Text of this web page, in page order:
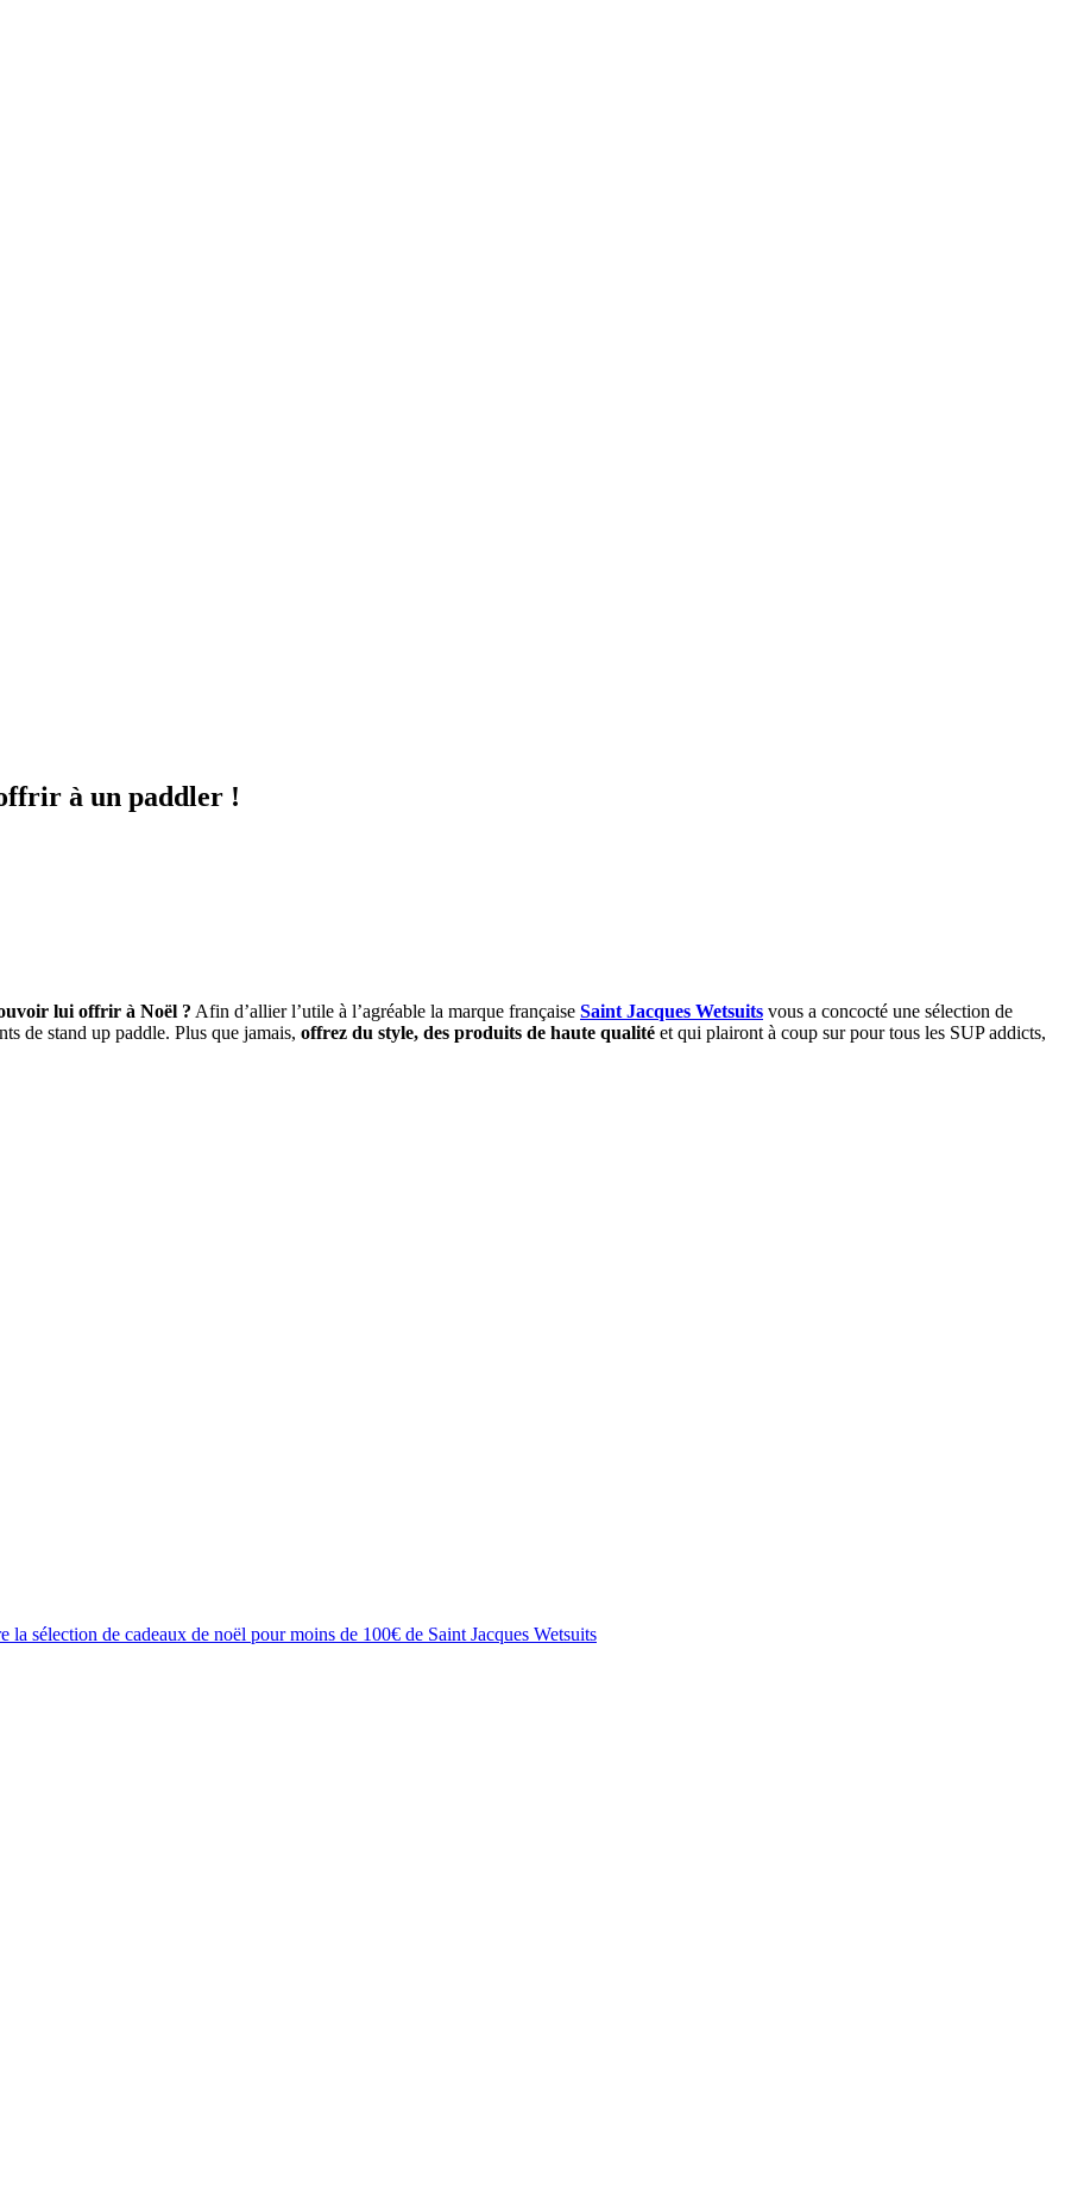
offrir à un paddler !
lui offrir à Noël ? Afin d’allier l’utile à l’agréable la marque française Saint Jacques Wetsuits vous a concocté une sélection de
de stand up paddle. Plus que jamais, offrez du style, des produits de haute qualité et qui plairont à coup sur pour tous les SUP addicts,
la sélection de cadeaux de noël pour moins de 100€ de Saint Jacques Wetsuits